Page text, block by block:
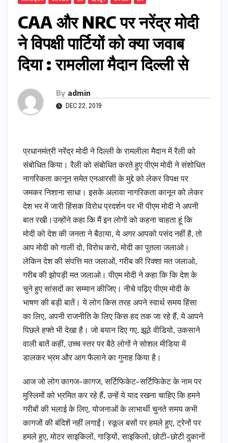
CAA और NRC पर नरेंद्र मोदी
ने विपक्षी पार्टियों को क्या जवाब
दिया : रामलीला मैदान दिल्ली से
By admin
DEC 22, 2019
प्रधानमंत्री नरेंद्र मोदी ने दिल्ली के रामलीला मैदान में रैली को
संबोधित किया। रैली को संबोधित करते हुए पीएम मोदी ने संशोधित
नागरिकता कानून समेत एनआरसी के मुद्दे को लेकर विपक्ष पर
जमकर निशाना साधा। इसके अलावा नागरिकता कानून को लेकर
देश भर में जारी हिंसक विरोध प्रदर्शन पर भी पीएम मोदी ने अपनी
बात रखी।उन्होंने कहा कि मैं इन लोगों को कहना चाहता हूं कि
मोदी को देश की जनता ने बैठाया, ये अगर आपको पसंद नहीं है, तो
आप मोदी को गाली दो, विरोध करो, मोदी का पुतला जलाओ।
लेकिन देश की संपत्ति मत जलाओं, गरीब की रिक्शा मत जलाओ,
गरीब की झोपड़ी मत जलाओ। पीएम मोदी ने कहा कि कि देश के
चुने हुए सांसदों का सम्मान कीजिए। नीचे पढ़िए पीएम मोदी के
भाषण की बड़ी बातें। ये लोग किस तरह अपने स्वार्थ समय हिंसा
का लिए, अपनी राजनीति के लिए किस हद तक जा रहे हैं, ये आपने
पिछले हफ्ते भी देखा है। जो बयान दिए गए, झूठे वीडियो, उकसाने
वाली बातें कहीं, उच्च स्तर पर बैठे लोगों ने सोशल मीडिया में
डालकर भ्रम और आग फैलाने का गुनाह किया है।
आज जो लोग कागज-कागज, सर्टिफिकेट-सर्टिफिकेट के नाम पर
मुस्लिमों को भ्रमित कर रहे हैं, उन्हें ये याद रखना चाहिए कि हमने
गरीबों की भलाई के लिए, योजनाओं के लाभार्थी चुनते समय कभी
कागजों की बंदिशें नहीं लगाईं। स्कूल बसों पर हमले हुए, ट्रेनों पर
हमले हुए, मोटर साइकिलों, गाड़ियों, साइकिलों, छोटी-छोटी दुकानों